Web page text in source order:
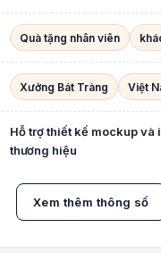
Quà tặng nhân viên
Xưởng Bát Tràng Việt
Hỗ trợ thiết kế mockup và
thương hiệu
Xem thêm thông số